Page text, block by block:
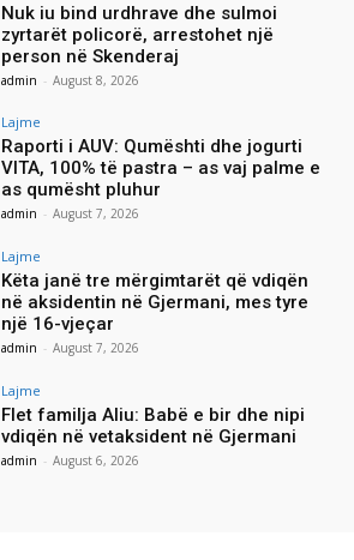
Nuk iu bind urdhrave dhe sulmoi
zyrtarët policorë, arrestohet një
person në Skenderaj
admin - August 8, 2026
Lajme
Raporti i AUV: Qumështi dhe jogurti
VITA, 100% të pastra – as vaj palme e
as qumësht pluhur
admin - August 7, 2026
Lajme
Këta janë tre mërgimtarët që vdiqën
në aksidentin në Gjermani, mes tyre
një 16-vjeçar
admin - August 7, 2026
Lajme
Flet familja Aliu: Babë e bir dhe nipi
vdiqën në vetaksident në Gjermani
admin - August 6, 2026